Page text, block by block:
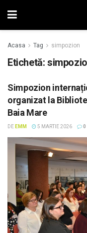
Acasa Tag simpozion
Etichetă:
Simpozion
organizat la
Baia Mare
DE EMM 5 MARTIE 2026 0